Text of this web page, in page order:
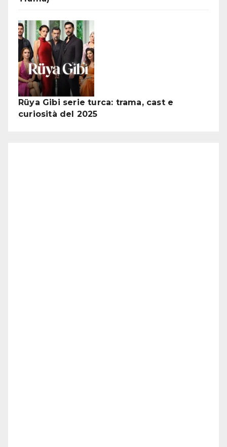
Rüya Gibi serie turca: trama, cast e
curiosità del 2025